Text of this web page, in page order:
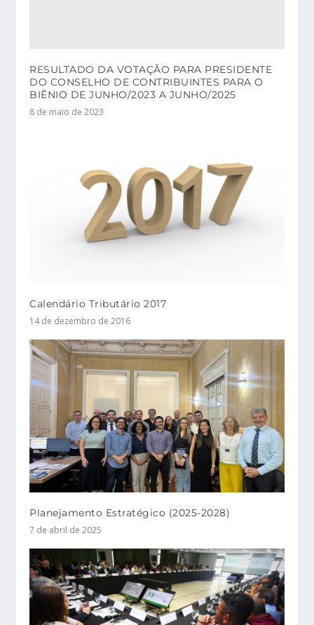
RESULTADO DA VOTAÇÃO PARA PRESIDENTE
DO CONSELHO DE CONTRIBUINTES PARA O
BIÊNIO DE JUNHO/2023 A JUNHO/2025
8 de maio de 2023
Calendário Tributário 2017
14 de dezembro de 2016
Planejamento Estratégico (2025-2028)
7 de abril de 2025